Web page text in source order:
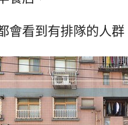
會看到有排隊的人群